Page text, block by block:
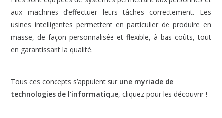
aux machines d’effectuer leurs tâches correctement. Les
usines intelligentes permettent en particulier de produire en
masse, de façon personnalisée et flexible, à bas coûts, tout
en garantissant la qualité.
Tous ces concepts s’appuient sur une myriade de
technologies de l’informatique, cliquez pour les découvrir !